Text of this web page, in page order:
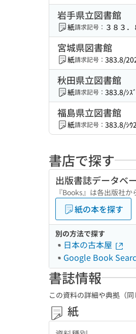
岩手県立図書館
紙請求記号： ３８３
宮城県図書館
紙請求記号： 383.8/
秋田県立図書館
紙請求記号： 383.8/ｼｽ
福島県立図書館
紙請求記号： 383.8/ｼｳ
書店で探す
出版書誌データベ
『Books』は各出版社
紙の本を探す
別の方法で探す
日本の古本屋
Google Book
書誌情報
この資料の詳細や典拠（
紙